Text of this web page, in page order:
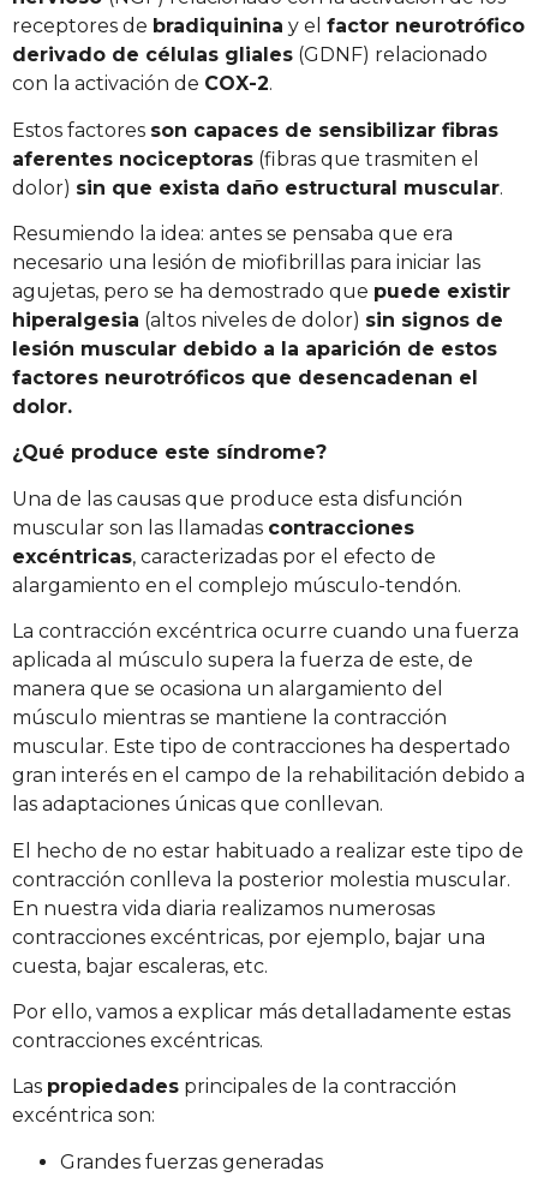
receptores de bradiquinina y el factor neurotrófico
derivado de células gliales (GDNF) relacionado
con la activación de COX-2.
Estos factores son capaces de sensibilizar fibras
aferentes nociceptoras (fibras que trasmiten el
dolor) sin que exista daño estructural muscular.
Resumiendo la idea: antes se pensaba que era
necesario una lesión de miofibrillas para iniciar las
agujetas, pero se ha demostrado que puede existir
hiperalgesia (altos niveles de dolor) sin signos de
lesión muscular debido a la aparición de estos
factores neurotróficos que desencadenan el
dolor.
¿Qué produce este síndrome?
Una de las causas que produce esta disfunción
muscular son las llamadas contracciones
excéntricas, caracterizadas por el efecto de
alargamiento en el complejo músculo-tendón.
La contracción excéntrica ocurre cuando una fuerza
aplicada al músculo supera la fuerza de este, de
manera que se ocasiona un alargamiento del
músculo mientras se mantiene la contracción
muscular. Este tipo de contracciones ha despertado
gran interés en el campo de la rehabilitación debido a
las adaptaciones únicas que conllevan.
El hecho de no estar habituado a realizar este tipo de
contracción conlleva la posterior molestia muscular.
En nuestra vida diaria realizamos numerosas
contracciones excéntricas, por ejemplo, bajar una
cuesta, bajar escaleras, etc.
Por ello, vamos a explicar más detalladamente estas
contracciones excéntricas.
Las propiedades principales de la contracción
excéntrica son:
Grandes fuerzas generadas